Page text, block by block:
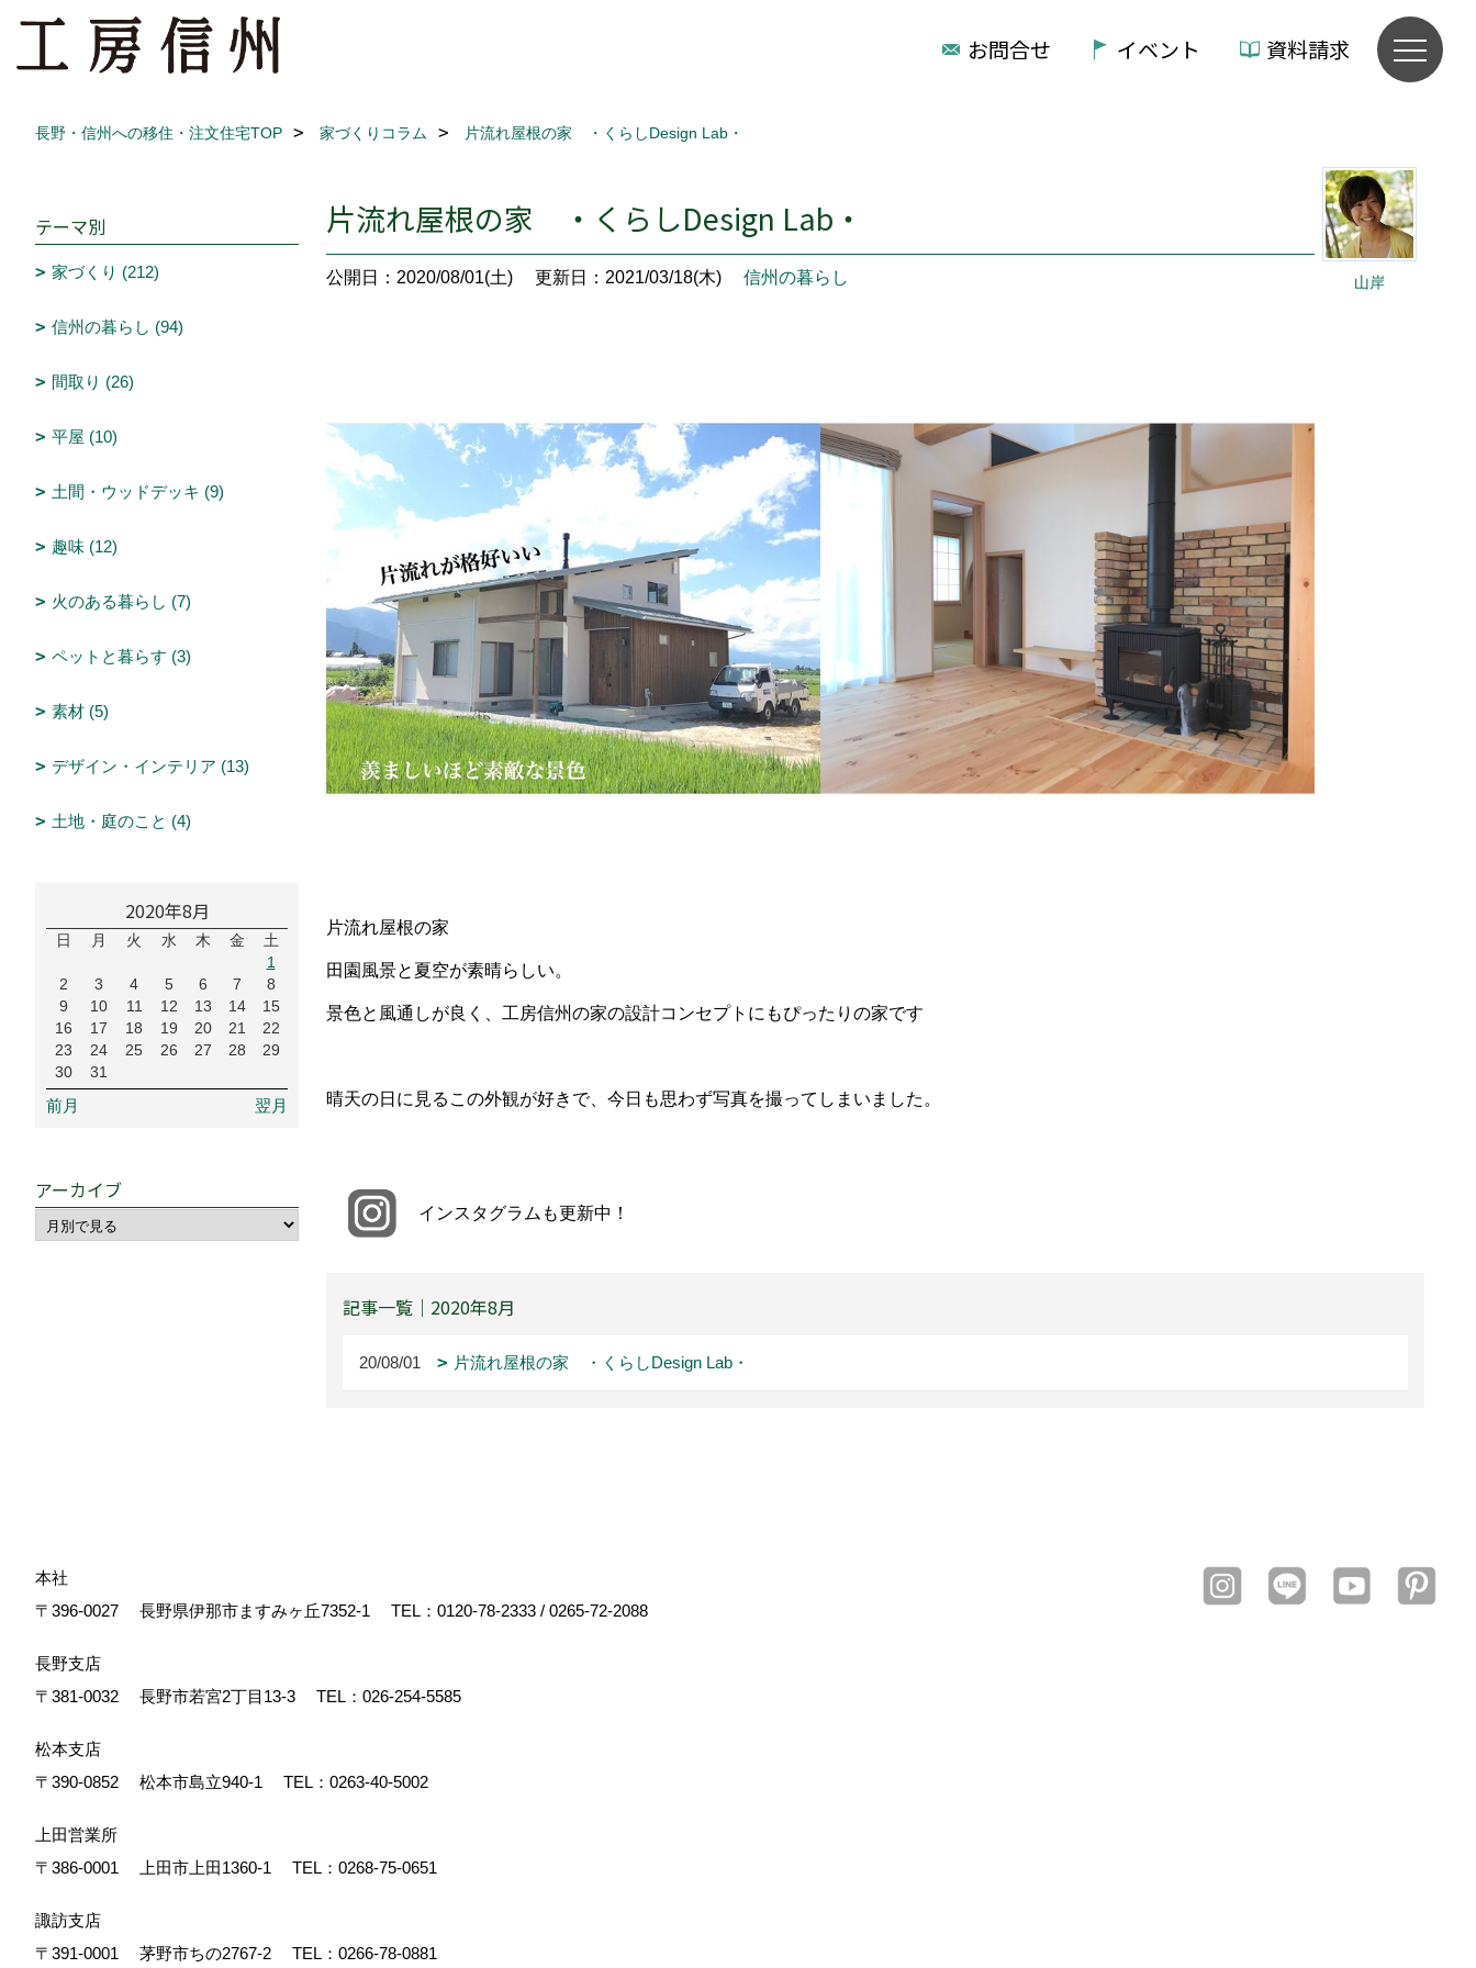
お問合せ イベント 資料請求
長野・信州への移住・注文住宅TOP 家づくりコラム 片流れ屋根の家 ・くらしDesign Lab・
山岸
片流れ屋根の家 ・くらしDesign Lab・
公開日：2020/08/01(土) 更新日：2021/03/18(木) 信州の暮らし
片流れ屋根の家
田園風景と夏空が素晴らしい。
景色と風通しが良く、工房信州の家の設計コンセプトにもぴったりの家です
晴天の日に見るこの外観が好きで、今日も思わず写真を撮ってしまいました。
インスタグラムも更新中！
記事一覧｜2020年8月
20/08/01 片流れ屋根の家 ・くらしDesign Lab・
テーマ別
家づくり (212)
信州の暮らし (94)
間取り (26)
平屋 (10)
土間・ウッドデッキ (9)
趣味 (12)
火のある暮らし (7)
ペットと暮らす (3)
素材 (5)
デザイン・インテリア (13)
土地・庭のこと (4)
2020年8月
日 月 火 水 木 金
土
1
2
3 4 5 6 7
8
9
10 11 12 13 14
15
16
17 18 19 20 21
22
23
24 25 26 27 28
29
30
31
前月 翌月
アーカイブ
本社
〒396-0027
長野県伊那市ますみヶ丘7352-1 TEL： 0120-78-2333 / 0265-72-2088
長野支店
〒381-0032
長野市若宮2丁目13-3 TEL： 026-254-5585
松本支店
〒390-0852
松本市島立940-1 TEL： 0263-40-5002
上田営業所
〒386-0001
上田市上田1360-1 TEL： 0268-75-0651
諏訪支店
〒391-0001
茅野市ちの2767-2 TEL： 0266-78-0881